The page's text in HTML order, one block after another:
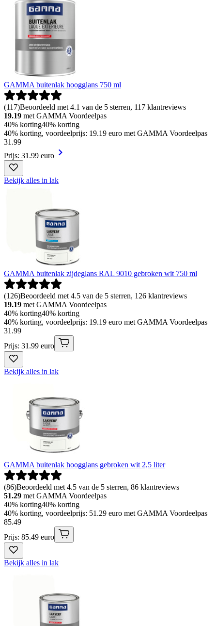
GAMMA buitenlak hoogglans 750 ml
(117)Beoordeeld met 4.1 van de 5 sterren, 117 klantreviews
19.19 met GAMMA Voordeelpas
40% korting40% korting
40% korting, voordeelprijs: 19.19 euro met GAMMA Voordeelpas
31 .99
Prijs: 31.99 euro
Bekijk alles in lak
GAMMA buitenlak zijdeglans RAL 9010 gebroken wit 750 ml
(126)Beoordeeld met 4.5 van de 5 sterren, 126 klantreviews
19.19 met GAMMA Voordeelpas
40% korting40% korting
40% korting, voordeelprijs: 19.19 euro met GAMMA Voordeelpas
31 .99
Prijs: 31.99 euro
Bekijk alles in lak
GAMMA buitenlak hoogglans gebroken wit 2,5 liter
(86)Beoordeeld met 4.5 van de 5 sterren, 86 klantreviews
51.29 met GAMMA Voordeelpas
40% korting40% korting
40% korting, voordeelprijs: 51.29 euro met GAMMA Voordeelpas
85.49
Prijs: 85.49 euro
Bekijk alles in lak